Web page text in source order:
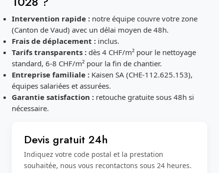
Intervention rapide :notre équipe couvre votre zone
(Canton de Vaud) avec un délai moyen de 48h.
Frais de déplacement :inclus.
Tarifs transparents :dès 4 CHF/m² pour le nettoyage
standard, 6-8 CHF/m² pour la fin de chantier.
Entreprise familiale :Kaisen SA (CHE-112.625.153),
équipes salariées et assurées.
Garantie satisfaction :retouche gratuite sous 48h si
nécessaire.
Devis gratuit 24h
Indiquez votre code postal et la prestation
souhaitée, nous vous recontactons sous 24 heures.